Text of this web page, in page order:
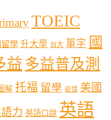
TOEIC
學 升大學 台大 單字 國
益 多益普及測
解 托福 留學 疫情 美國
力 英語口說 英語